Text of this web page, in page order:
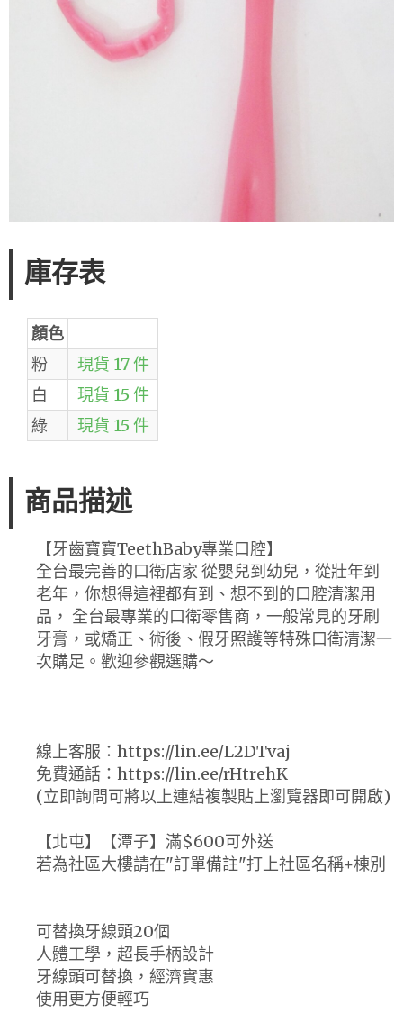
庫存表
顏色
粉
現貨 17 件
白
現貨 15 件
綠
現貨 15 件
商品描述
【牙齒寶寶TeethBaby專業口腔】
全台最完善的口衛店家 從嬰兒到幼兒，從壯年到
老年，你想得這裡都有到、想不到的口腔清潔用
品， 全台最專業的口衛零售商，一般常見的牙刷
牙膏，或矯正、術後、假牙照護等特殊口衛清潔一
次購足。歡迎參觀選購～
線上客服：https://lin.ee/L2DTvaj
免費通話：https://lin.ee/rHtrehK
(立即詢問可將以上連結複製貼上瀏覽器即可開啟)
【北屯】【潭子】滿$600可外送
若為社區大樓請在"訂單備註"打上社區名稱+棟別
可替換牙線頭20個
人體工學，超長手柄設計
牙線頭可替換，經濟實惠
使用更方便輕巧